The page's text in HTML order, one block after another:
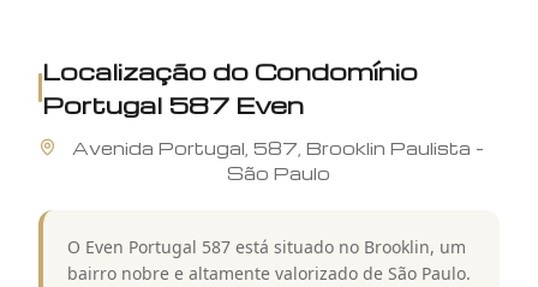
Localização do Condomínio
Portugal 587 Even
Avenida Portugal 587 Brooklin Paulista -
São Paulo
O Even Portugal 587 está situado no Brooklin, um
bairro nobre e altamente valorizado de São Paulo.